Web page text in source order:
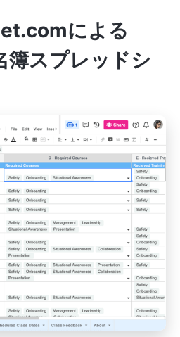
による
簿スプレッドシ